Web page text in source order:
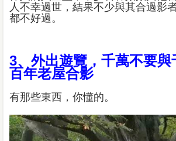
人不幸過世，結果不少與其合過影
都不好過。
3、外出遊覽，千萬不要與
百年老屋合影
有那些東西，你懂的。